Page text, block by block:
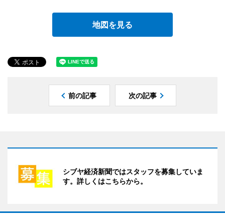
地図を見る
前の記事 次の記事
シブヤ経済新聞ではスタッフを募集していま
す。詳しくはこちらから。